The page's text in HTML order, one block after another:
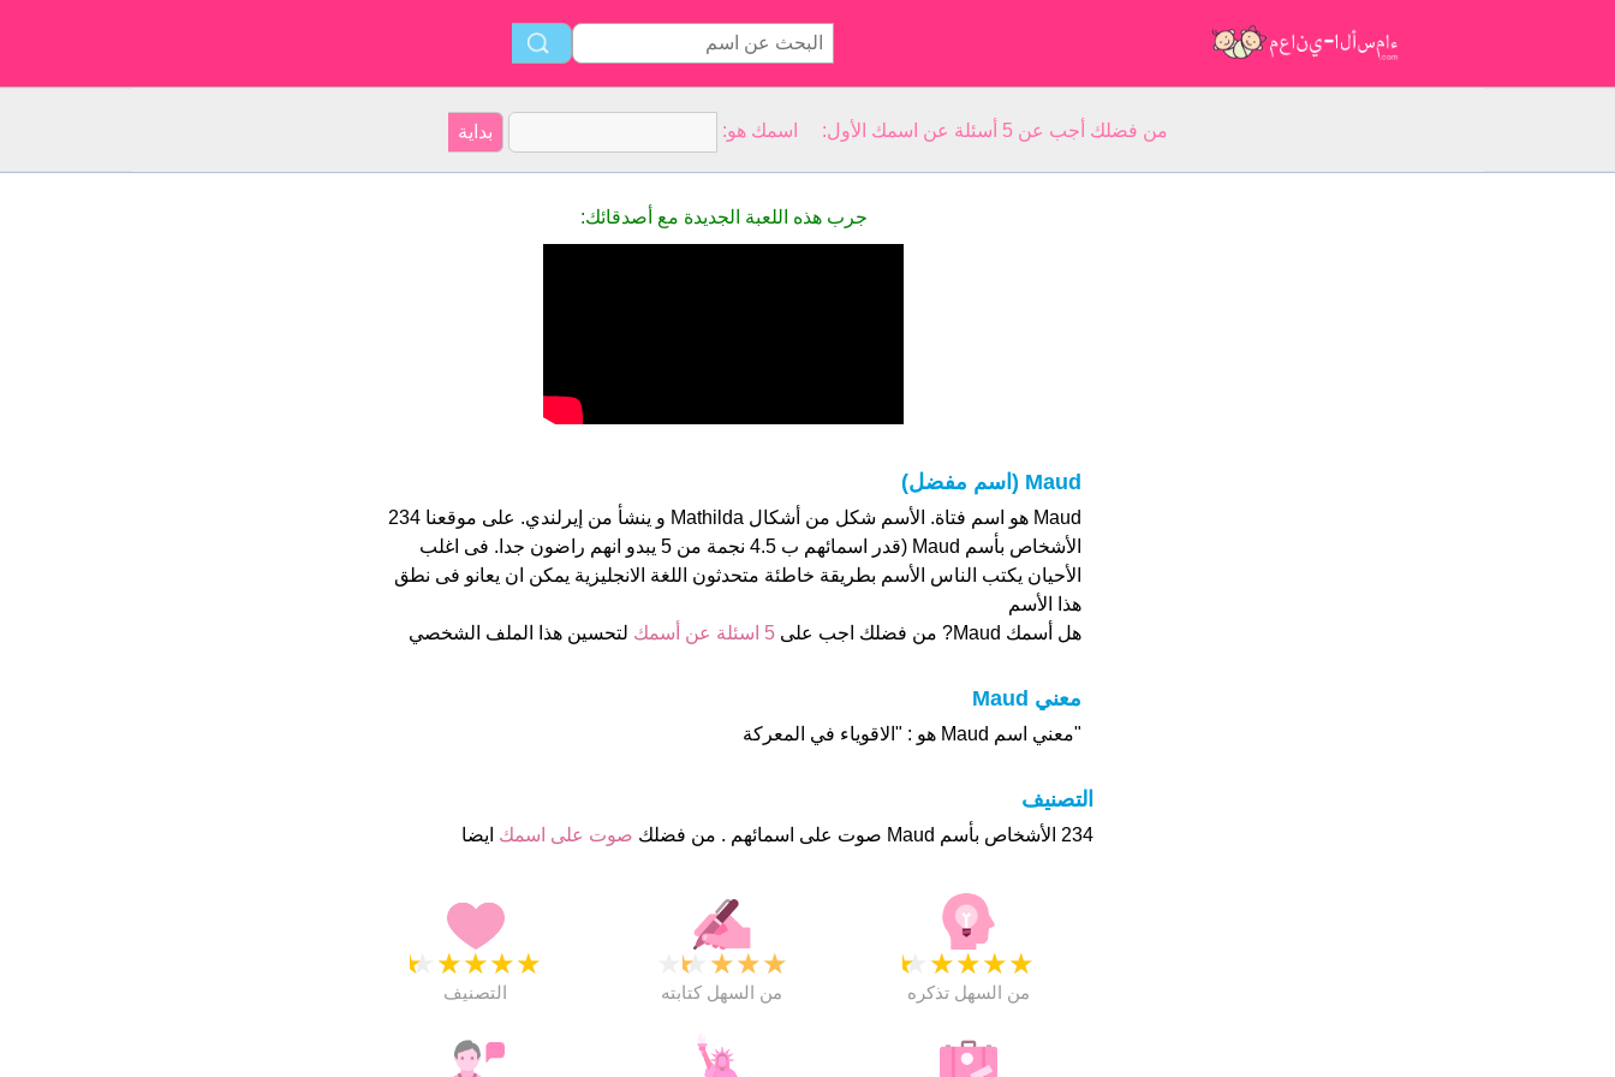
من فضلك أجب عن 5 أسئلة عن اسمك الأول: اسمك هو:
جرب هذه اللعبة الجديدة مع أصدقائك:
Maud (اسم مفضل)
Maud هو اسم فتاة. الأسم شكل من أشكال Mathilda و ينشأ من إيرلندي. على موقعنا 234
الأشخاص بأسم Maud (قدر اسمائهم ب 4.5 نجمة من 5 يبدو انهم راضون جدا. فى اغلب
الأحيان يكتب الناس الأسم بطريقة خاطئة متحدثون اللغة الانجليزية يمكن ان يعانو فى نطق
هذا الأسم
هل أسمك Maud? من فضلك اجب على
5 اسئلة عن أسمك لتحسين هذا الملف الشخصي
معني Maud
"معني اسم Maud هو : "الاقوياء في المعركة
التصنيف
234 الأشخاص بأسم Maud صوت على اسمائهم . من فضلك صوت على اسمك ايضا
★
★
★
★
★
التصنيف
★
★
★
★
من السهل كتابته
★
★
★
★
★
من السهل تذكره